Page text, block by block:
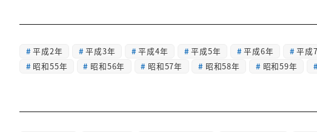
平成2年 平成3年 平成4年 平成5年 平成6年 平成
昭和55年
昭和56年 昭和57年 昭和58年 昭和59年